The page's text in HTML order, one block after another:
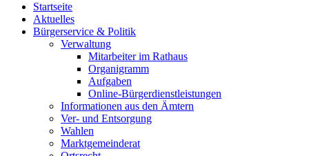
Startseite
Aktuelles
Bürgerservice & Politik
Verwaltung
Mitarbeiter im Rathaus
Organigramm
Aufgaben
Online-Bürgerdienstleistungen
Informationen aus den Ämtern
Ver- und Entsorgung
Wahlen
Marktgemeinderat